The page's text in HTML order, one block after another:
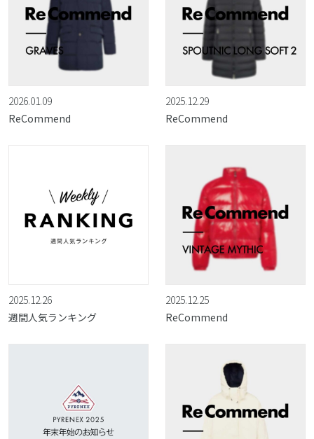
2026.01.09
ReCommend
2025.12.29
ReCommend
2025.12.26
週間人気ランキング
2025.12.25
ReCommend